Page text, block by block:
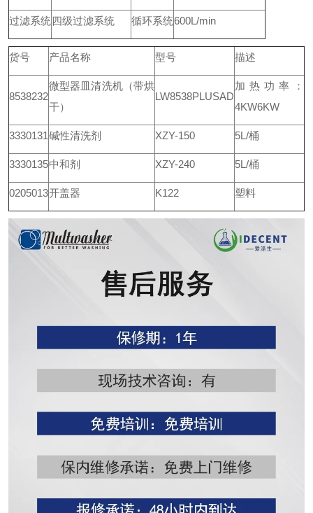
过滤系统四级过滤系统 循环系统600L/min
货号 产品名称 型号 描述
8538232
微型器皿清洗机（带烘
干）
LW8538PLUSAD
加热功率：
4KW6KW
3330131碱性清洗剂 XZY-150 5L/桶
3330135中和剂 XZY-240 5L/桶
0205013开盖器 K122 塑料